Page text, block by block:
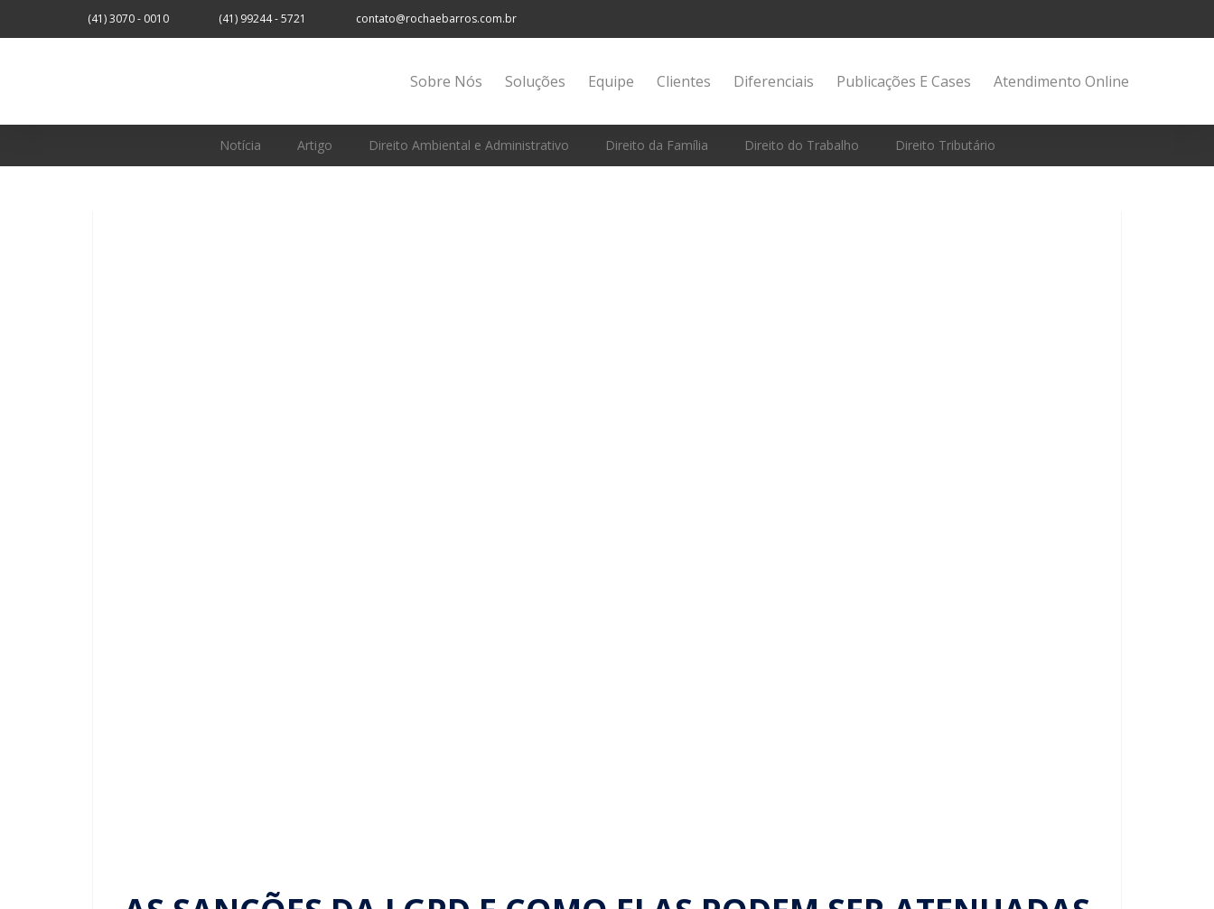
(41) 3070 - 0010 (41) 99244 - 5721 contato@rochaebarros.com.br
Sobre Nós Soluções Equipe Clientes Diferenciais Publicações E Cases Atendimento Online
Notícia Artigo Direito Ambiental e Administrativo Direito da Família Direito do Trabalho Direito Tributário